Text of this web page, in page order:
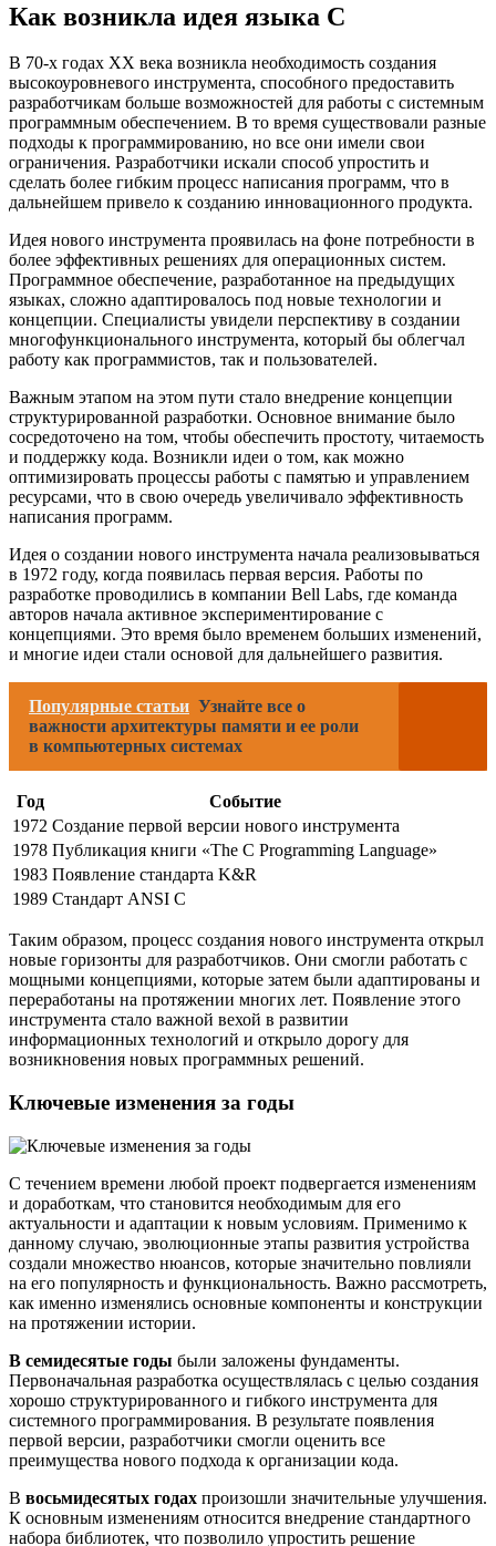
Как возникла идея языка C
В 70-х годах XX века возникла необходимость создания
высокоуровневого инструмента, способного предоставить
разработчикам больше возможностей для работы с системным
программным обеспечением. В то время существовали разные
подходы к программированию, но все они имели свои
ограничения. Разработчики искали способ упростить и
сделать более гибким процесс написания программ, что в
дальнейшем привело к созданию инновационного продукта.
Идея нового инструмента проявилась на фоне потребности в
более эффективных решениях для операционных систем.
Программное обеспечение, разработанное на предыдущих
языках, сложно адаптировалось под новые технологии и
концепции. Специалисты увидели перспективу в создании
многофункционального инструмента, который бы облегчал
работу как программистов, так и пользователей.
Важным этапом на этом пути стало внедрение концепции
структурированной разработки. Основное внимание было
сосредоточено на том, чтобы обеспечить простоту, читаемость
и поддержку кода. Возникли идеи о том, как можно
оптимизировать процессы работы с памятью и управлением
ресурсами, что в свою очередь увеличивало эффективность
написания программ.
Идея о создании нового инструмента начала реализовываться
в 1972 году, когда появилась первая версия. Работы по
разработке проводились в компании Bell Labs, где команда
авторов начала активное экспериментирование с
концепциями. Это время было временем больших изменений,
и многие идеи стали основой для дальнейшего развития.
Популярные статьи Узнайте все о
важности архитектуры памяти и ее роли
в компьютерных системах
Год
Событие
1972 Создание первой версии нового инструмента
1978 Публикация книги «The C Programming Language»
1983 Появление стандарта K&R
1989 Стандарт ANSI C
Таким образом, процесс создания нового инструмента открыл
новые горизонты для разработчиков. Они смогли работать с
мощными концепциями, которые затем были адаптированы и
переработаны на протяжении многих лет. Появление этого
инструмента стало важной вехой в развитии
информационных технологий и открыло дорогу для
возникновения новых программных решений.
Ключевые изменения за годы
С течением времени любой проект подвергается изменениям
и доработкам, что становится необходимым для его
актуальности и адаптации к новым условиям. Применимо к
данному случаю, эволюционные этапы развития устройства
создали множество нюансов, которые значительно повлияли
на его популярность и функциональность. Важно рассмотреть,
как именно изменялись основные компоненты и конструкции
на протяжении истории.
В семидесятые годы были заложены фундаменты.
Первоначальная разработка осуществлялась с целью создания
хорошо структурированного и гибкого инструмента для
системного программирования. В результате появления
первой версии, разработчики смогли оценить все
преимущества нового подхода к организации кода.
В восьмидесятых годах произошли значительные улучшения.
К основным изменениям относится внедрение стандартного
набора библиотек, что позволило упростить решение